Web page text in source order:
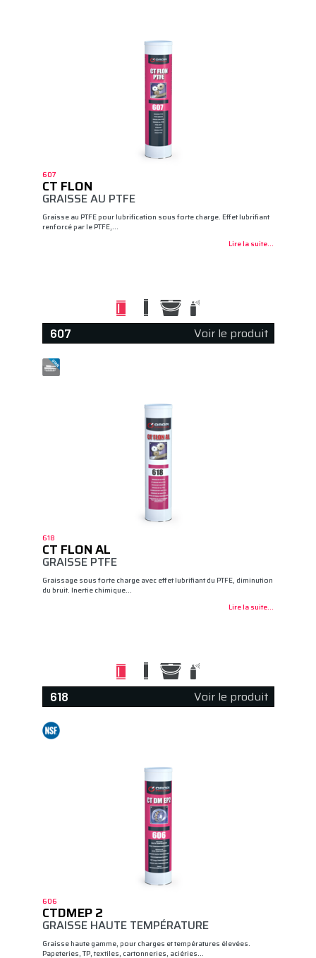
607
CT FLON
GRAISSE AU PTFE
Graisse au PTFE pour lubrification sous forte charge. Effet lubrifiant
renforcé par le PTFE,…
Lire la suite...
607 Voir le produit
618
CT FLON AL
GRAISSE PTFE
Graissage sous forte charge avec effet lubrifiant du PTFE, diminution
du bruit. Inertie chimique…
Lire la suite...
618 Voir le produit
606
CTDMEP 2
GRAISSE HAUTE TEMPÉRATURE
Graisse haute gamme, pour charges et températures élevées.
Papeteries, TP, textiles, cartonneries, aciéries…